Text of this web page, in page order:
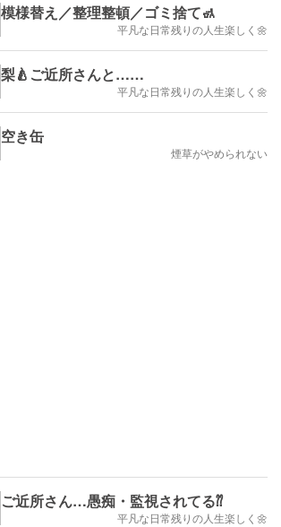
模様替え／整理整頓／ゴミ捨て🚮
平凡な日常残りの人生楽しく🌼
梨🍐ご近所さんと……
平凡な日常残りの人生楽しく🌼
空き缶
煙草がやめられない
ご近所さん…愚痴・監視されてる⁇
平凡な日常残りの人生楽しく🌼